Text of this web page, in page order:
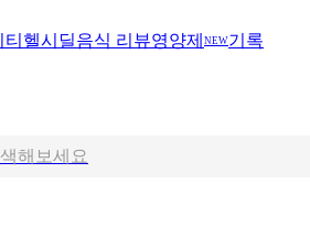
헬시딜음식 리뷰영양제 NEW기록
해보세요
해보세요